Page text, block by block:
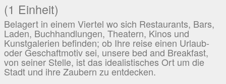
(1 Einheit)
Belagert in einem Viertel wo sich Restaurants, Bars,
Laden, Buchhandlungen, Theatern, Kinos und
Kunstgalerien befinden; ob Ihre reise einen Urlaub-
oder Geschaftmotiv sei, unsere bed and Breakfast,
von seiner Stelle, ist das idealistisches Ort um die
Stadt und ihre Zaubern zu entdecken.